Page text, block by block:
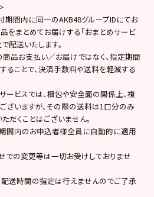
間内に同一のAKB48グループIDにてお
をまとめてお届けする「おまとめサービ
配送いたします。
品お支払い／お届けではなく、指定期間
ることで、決済手数料や送料を軽減する
ビスでは、梱包や安全面の関係上、複
ざいますが、その際の送料は1口分のみ
だくことはございません。
間内のお申込者様全員に自動的に適用
の変更等は一切お受けしておりませ
送時間の指定は行えませんのでご了承